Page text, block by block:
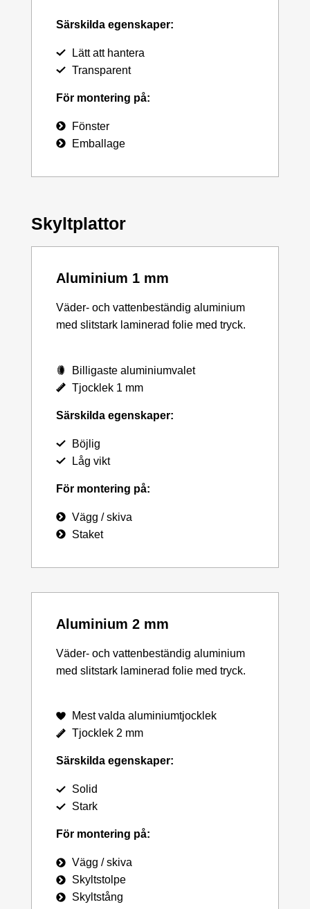
Särskilda egenskaper:
Lätt att hantera
Transparent
För montering på:
Fönster
Emballage
Skyltplattor
Aluminium 1 mm
Väder- och vattenbeständig aluminium
med slitstark laminerad folie med tryck.
Billigaste aluminiumvalet
Tjocklek 1 mm
Särskilda egenskaper:
Böjlig
Låg vikt
För montering på:
Vägg / skiva
Staket
Aluminium 2 mm
Väder- och vattenbeständig aluminium
med slitstark laminerad folie med tryck.
Mest valda aluminiumtjocklek
Tjocklek 2 mm
Särskilda egenskaper:
Solid
Stark
För montering på:
Vägg / skiva
Skyltstolpe
Skyltstång